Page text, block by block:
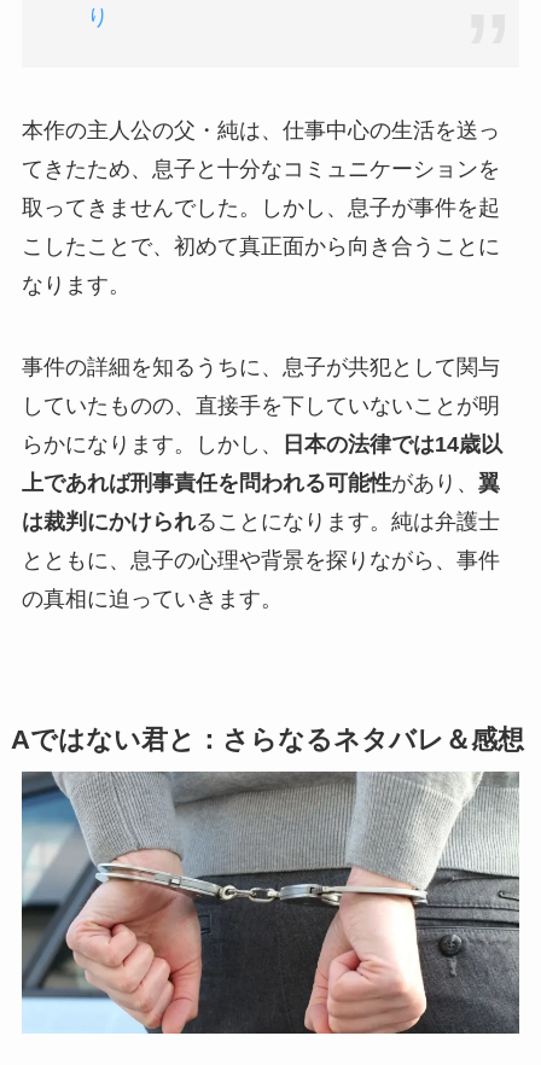
り
本作の主人公の父・純は、仕事中心の生活を送っ
てきたため、息子と十分なコミュニケーションを
取ってきませんでした。しかし、息子が事件を起
こしたことで、初めて真正面から向き合うことに
なります。
事件の詳細を知るうちに、息子が共犯として関与
していたものの、直接手を下していないことが明
らかになります。しかし、
日本の法律では14歳以
上であれば刑事責任を問われる可能性があり、 翼
は裁判にかけられることになります。純は弁護士
とともに、息子の心理や背景を探りながら、事件
の真相に迫っていきます。
Aではない君と：さらなるネタバレ＆感想